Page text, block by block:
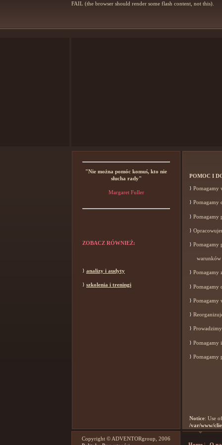
FAIL (the browser should render some flash content, not this).
"Nie można pomóc komuś, kto nie
słucha rady"
Margaret Fuller
ZOBACZ RÓWNIEŻ:
} analizy i audyty
} szkolenia i treningi
POMOC I
} Pomagamy
} Pomagamy
} Pomagamy
}
} Pomagamy
warunków
} Pomagamy
} Pomagamy
} Pomagamy
}
}
} Pomagamy
} Pomagamy
Notice: Use
/var/www/
Copyright © ADVENTORgroup, 2006